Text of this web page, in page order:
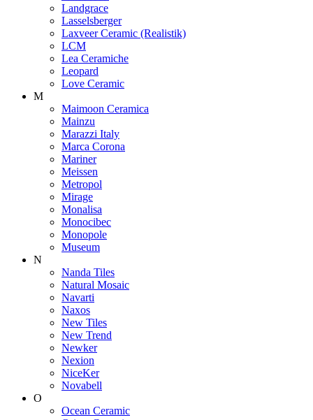
Landgrace
Lasselsberger
Laxveer Ceramic (Realistik)
LCM
Lea Ceramiche
Leopard
Love Ceramic
M
Maimoon Ceramica
Mainzu
Marazzi Italy
Marca Corona
Mariner
Meissen
Metropol
Mirage
Monalisa
Monocibec
Monopole
Museum
N
Nanda Tiles
Natural Mosaic
Navarti
Naxos
New Tiles
New Trend
Newker
Nexion
NiceKer
Novabell
O
Ocean Ceramic